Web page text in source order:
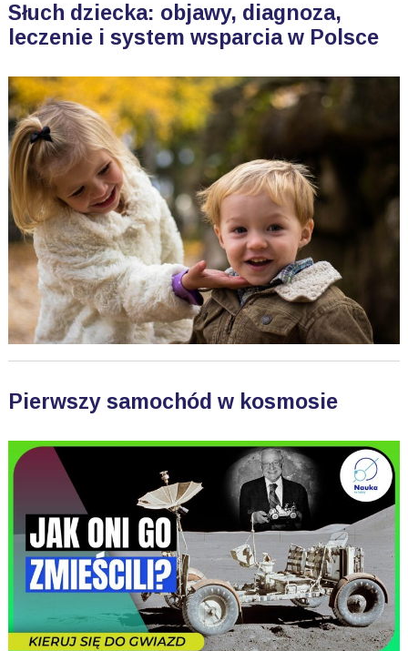
Słuch dziecka: objawy, diagnoza,
leczenie i system wsparcia w Polsce
Pierwszy samochód w kosmosie